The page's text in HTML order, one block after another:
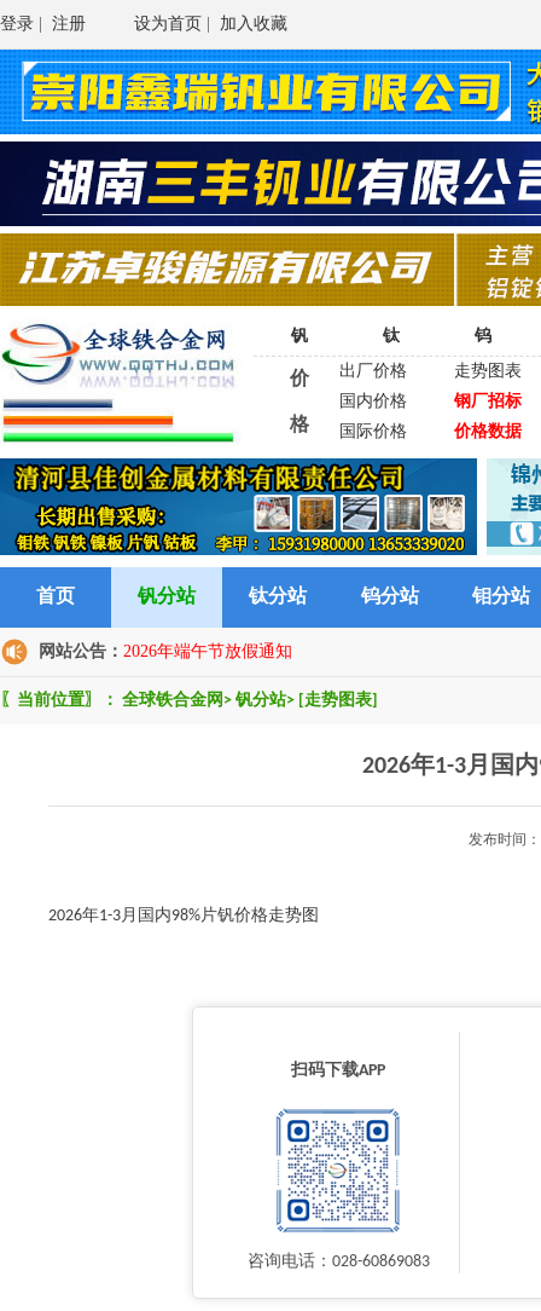
登录 注册 设为首页 加入收藏
钒 钛 钨
价
格
出厂价格
走势图表
国内价格
钢厂招标
国际价格
价格数据
首页 钒分站 钛分站 钨分站 钼分站
网站公告： 2026年端午节放假通知
〖当前位置〗： 全球铁合金网 > 钒分站> [走势图表]
2026年1-3月国
发布时间
2026年1-3月国内98%片钒价格走势图
扫码下载APP
咨询电话：028-60869083